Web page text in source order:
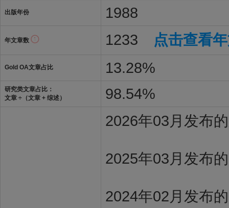
出版年份 1988
年文章数 1233 点击查看
Gold OA文章占比 13.28%
研究类文章占比：
文章 ÷（文章 + 综述）
98.54%
2026年03月发布
2025年03月发布
2024年02月发布